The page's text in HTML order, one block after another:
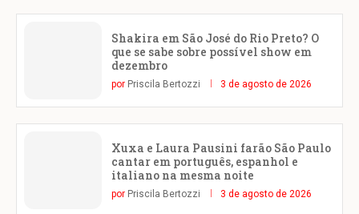
Shakira em São José do Rio Preto? O
que se sabe sobre possível show em
dezembro
por Priscila Bertozzi 3 de agosto de 2026
Xuxa e Laura Pausini farão São Paulo
cantar em português, espanhol e
italiano na mesma noite
por Priscila Bertozzi 3 de agosto de 2026